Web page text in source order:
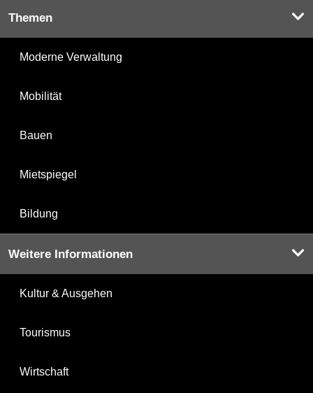
Themen
Moderne Verwaltung
Mobilität
Bauen
Mietspiegel
Bildung
Weitere Informationen
Kultur & Ausgehen
Tourismus
Wirtschaft